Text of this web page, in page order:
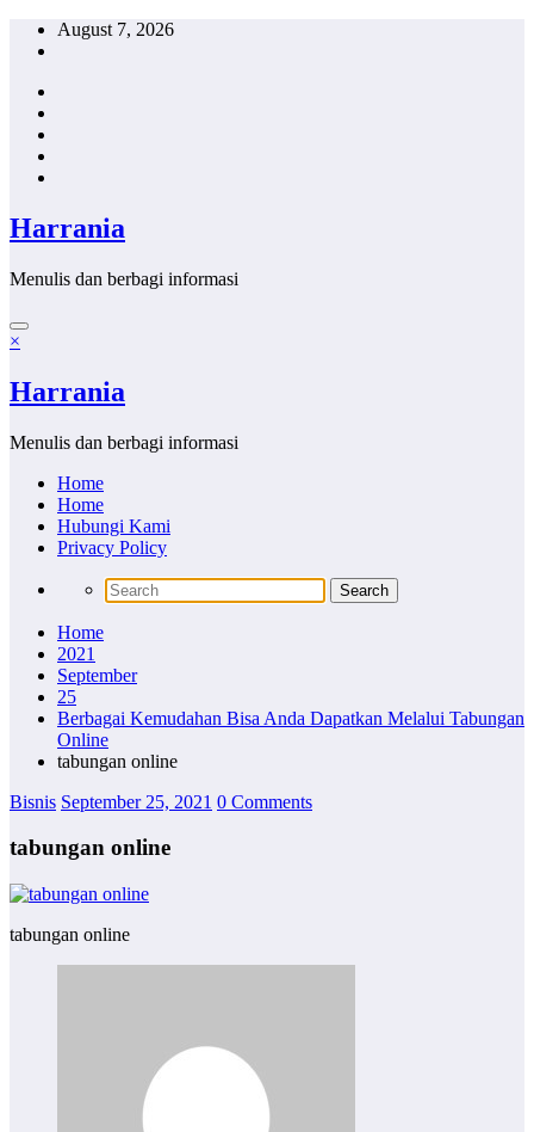
Skip
August 7, 2026
Harrania
Menulis dan berbagi informasi
×
Harrania
Menulis dan berbagi informasi
Home
Home
Hubungi Kami
Privacy Policy
Home
2021
September
25
Berbagai Kemudahan Bisa Anda Dapatkan Melalui Tabungan
Online
tabungan online
Bisnis September 25, 2021 0 Comments
tabungan online
tabungan online